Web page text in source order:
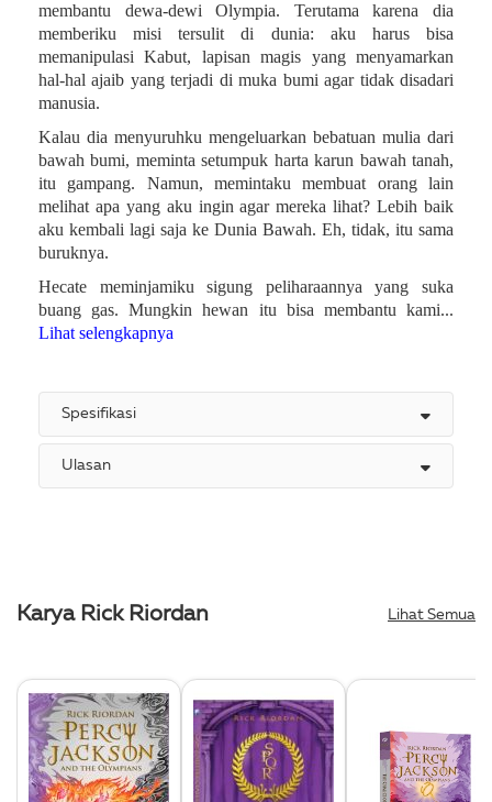
membantu dewa-dewi Olympia. Terutama karena dia
memberiku misi tersulit di dunia: aku harus bisa
memanipulasi Kabut, lapisan magis yang menyamarkan
hal-hal ajaib yang terjadi di muka bumi agar tidak disadari
manusia.
Kalau dia menyuruhku mengeluarkan bebatuan mulia dari
bawah bumi, meminta setumpuk harta karun bawah tanah,
itu gampang. Namun, memintaku membuat orang lain
melihat apa yang aku ingin agar mereka lihat? Lebih baik
aku kembali lagi saja ke Dunia Bawah. Eh, tidak, itu sama
buruknya.
Hecate meminjamiku sigung peliharaannya yang suka
buang gas. Mungkin hewan itu bisa membantu kami...
Lihat selengkapnya
Spesifikasi
Ulasan
Karya Rick Riordan Lihat Semua